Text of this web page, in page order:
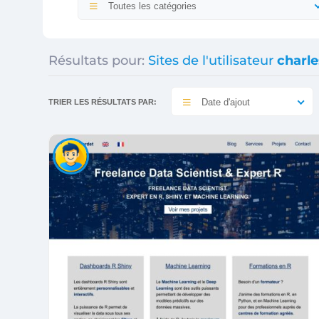
Toutes les catégories
Résultats pour: Sites de l'utilisateur
TRIER LES RÉSULTATS PAR: Date d'ajout